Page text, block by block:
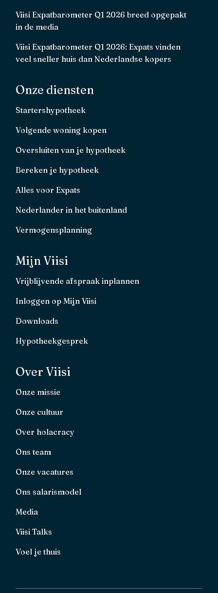
Viisi Expatbarometer Q1 2026 breed opgepakt
in de media
Viisi Expatbarometer Q1 2026: Expats vinden
veel sneller huis dan Nederlandse kopers
Onze diensten
Startershypotheek
Volgende woning kopen
Oversluiten van je hypotheek
Bereken je hypotheek
Alles voor Expats
Nederlander in het buitenland
Vermogensplanning
Mijn Viisi
Vrijblijvende afspraak inplannen
Inloggen op Mijn Viisi
Downloads
Hypotheekgesprek
Over Viisi
Onze missie
Onze cultuur
Over holacracy
Ons team
Onze vacatures
Ons salarismodel
Media
Viisi Talks
Voel je thuis